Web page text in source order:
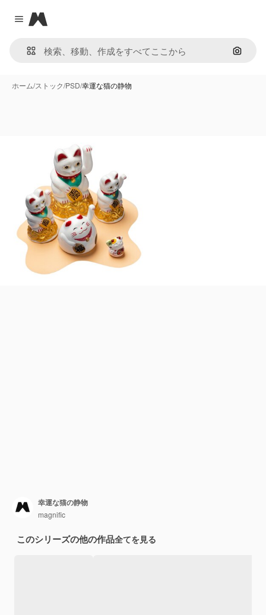
Close menu
Magnific
画像で
ホーム/ストック/PSD/幸運な猫の静物
幸運な猫の静物
magnific
このシリーズの他の作品全てを見る